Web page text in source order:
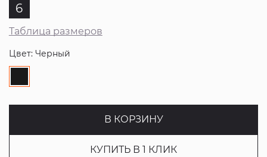
6
Таблица размеров
Цвет: Черный
В КОРЗИНУ
КУПИТЬ В 1 КЛИК